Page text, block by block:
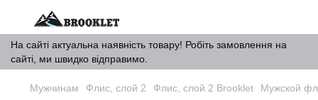
На сайті актуальна наявність товару! Робіть замовлення на
сайті, ми швидко відправимо.
Мужчинам Флис, слой 2 Флис, слой 2 Brooklet Мужской